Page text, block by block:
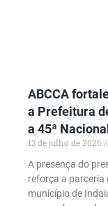
ABCCA
a Prefeitura
a 45ª
13 de julho de 2026
A presença do
reforça a parceria
município de